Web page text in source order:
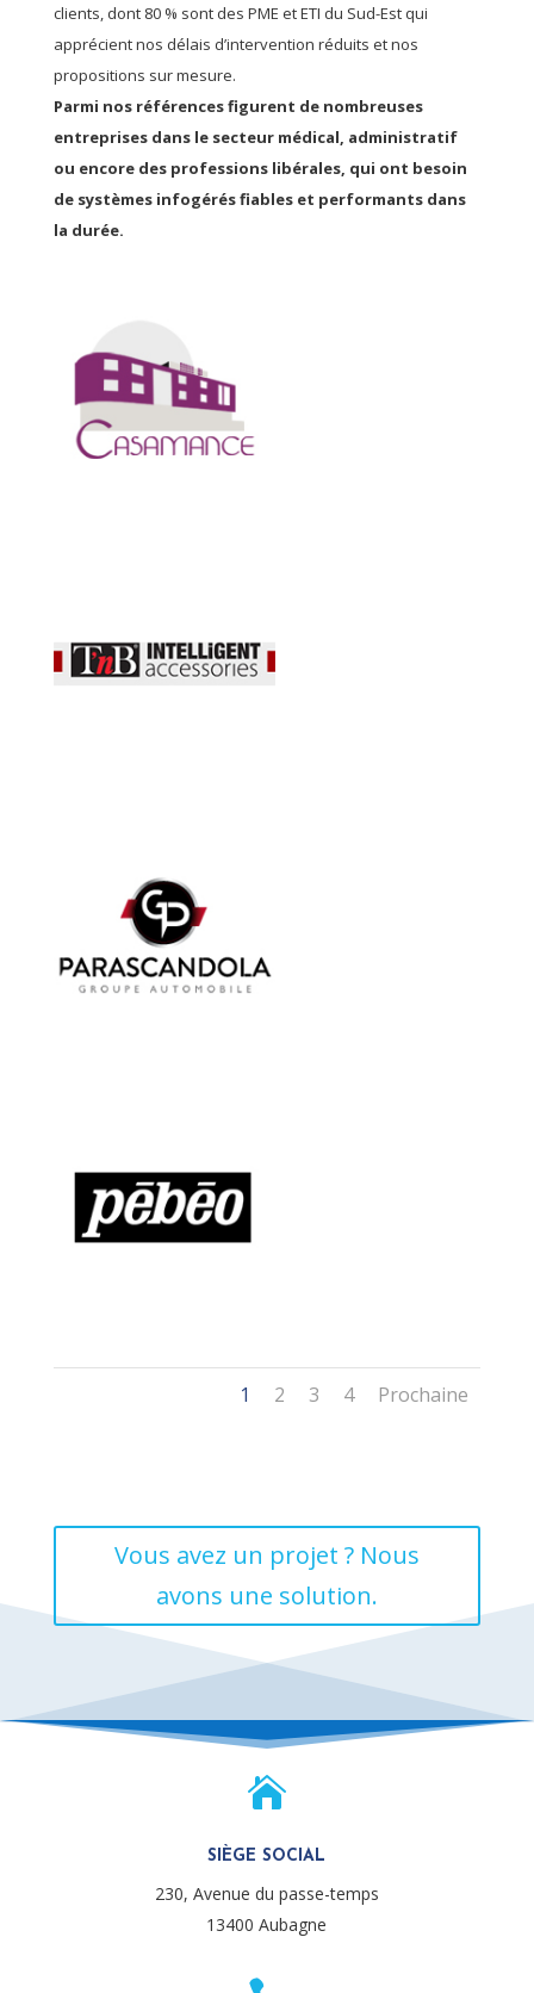
clients, dont 80 % sont des PME et ETI du Sud-Est qui
apprécient nos délais d’intervention réduits et nos
propositions sur mesure.
Parmi nos références figurent de nombreuses
entreprises dans le secteur médical, administratif
ou encore des professions libérales, qui ont besoin
de systèmes infogérés fiables et performants dans
la durée.
1 2 3 4 Prochaine
Vous avez un projet ? Nous
avons une solution.

SIÈGE SOCIAL
230, Avenue du passe-temps
13400 Aubagne